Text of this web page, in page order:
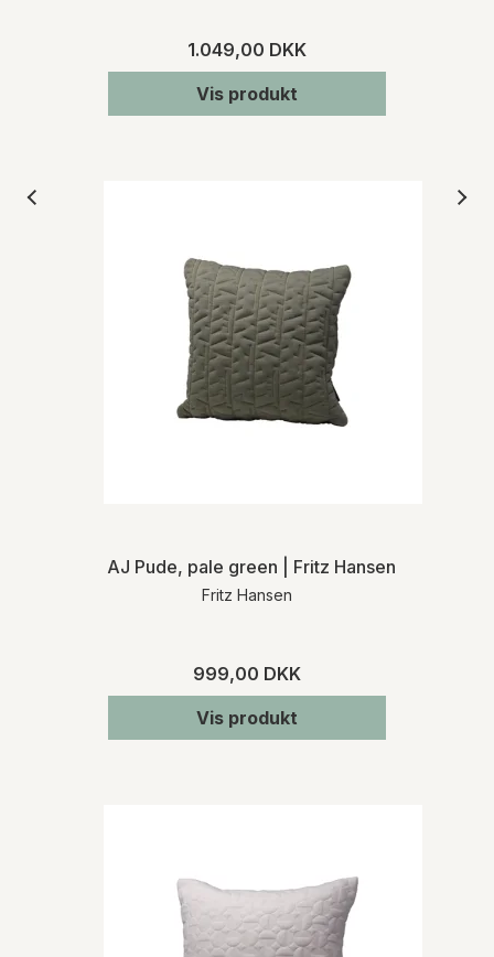
1.049,00 DKK
Vis produkt
AJ Pude, pale green | Fritz Hansen
Fritz Hansen
999,00 DKK
Vis produkt